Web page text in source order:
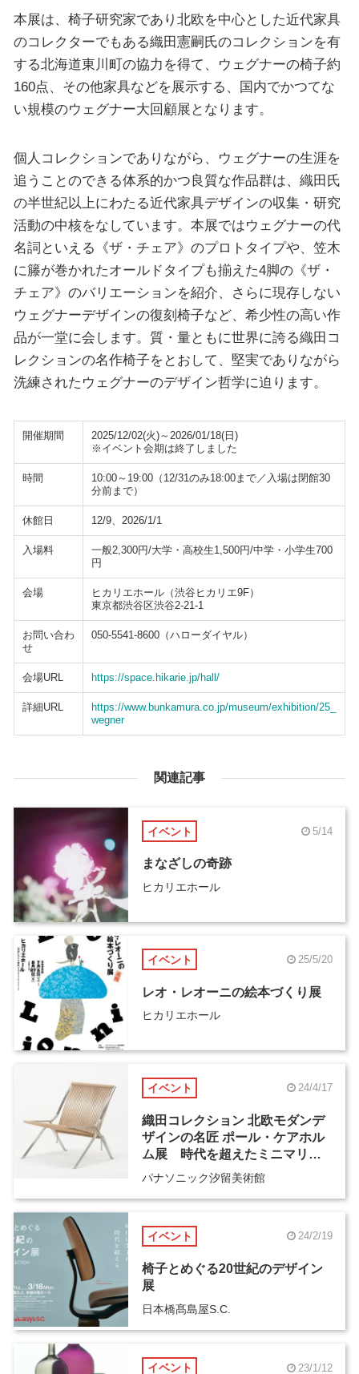
本展は、椅子研究家であり北欧を中心とした近代家具
のコレクターでもある織田憲嗣氏のコレクションを有
する北海道東川町の協力を得て、ウェグナーの椅子約
160点、その他家具などを展示する、国内でかつてな
い規模のウェグナー大回顧展となります。
個人コレクションでありながら、ウェグナーの生涯を
追うことのできる体系的かつ良質な作品群は、織田氏
の半世紀以上にわたる近代家具デザインの収集・研究
活動の中核をなしています。本展ではウェグナーの代
名詞といえる《ザ・チェア》のプロトタイプや、笠木
に籐が巻かれたオールドタイプも揃えた4脚の《ザ・
チェア》のバリエーションを紹介、さらに現存しない
ウェグナーデザインの復刻椅子など、希少性の高い作
品が一堂に会します。質・量ともに世界に誇る織田コ
レクションの名作椅子をとおして、堅実でありながら
洗練されたウェグナーのデザイン哲学に迫ります。
開催期間
2025/12/02(火)～2026/01/18(日)
※イベント会期は終了しました
時間
10:00～19:00（12/31のみ18:00まで／入場は閉館30
分前まで）
休館日 12/9、2026/1/1
入場料
一般2,300円/大学・高校生1,500円/中学・小学生700
円
会場
ヒカリエホール（渋谷ヒカリエ9F）
東京都渋谷区渋谷2-21-1
お問い合わ
せ
050-5541-8600（ハローダイヤル）
会場URL https://space.hikarie.jp/hall/
詳細URL
https://www.bunkamura.co.jp/museum/exhibition/25_
wegner
関連記事
イベント 5/14
まなざしの奇跡
ヒカリエホール
イベント 25/5/20
レオ・レオーニの絵本づくり展
ヒカリエホール
イベント 24/4/17
織田コレクション 北欧モダンデ
ザインの名匠 ポール・ケアホル
ム展 時代を超えたミニマリズ
ム
パナソニック汐留美術館
イベント 24/2/19
椅子とめぐる20世紀のデザイン
展
日本橋髙島屋S.C.
イベント 23/1/12